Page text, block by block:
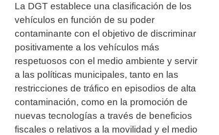
La DGT establece una clasificación de los
vehículos en función de su poder
contaminante con el objetivo de discriminar
positivamente a los vehículos más
respetuosos con el medio ambiente y servir
a las políticas municipales, tanto en las
restricciones de tráfico en episodios de alta
contaminación, como en la promoción de
nuevas tecnologías a través de beneficios
fiscales o relativos a la movilidad y el medio